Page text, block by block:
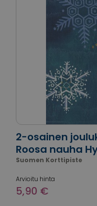
2-osainen
Roosa nauha
Suomen Korttipiste
Arvioitu hinta
5,90 €